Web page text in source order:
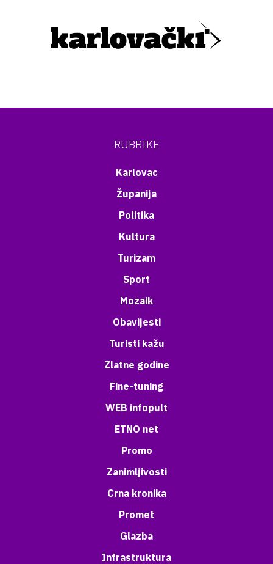
RUBRIKE
Karlovac
Županija
Politika
Kultura
Turizam
Sport
Mozaik
Obavijesti
Turisti kažu
Zlatne godine
Fine-tuning
WEB infopult
ETNO net
Promo
Zanimljivosti
Crna kronika
Promet
Glazba
Infrastruktura